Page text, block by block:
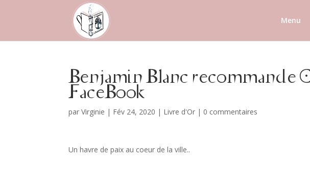
Menu
Benjamin Blanc recommande
FaceBook
parVirginie | Fév 24, 2020 | Livre d'Or | 0 commentaires
Un havre de paix au coeur de la ville..